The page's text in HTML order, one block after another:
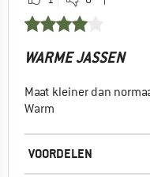
WARME JASSEN
Maat kleiner dan
Warm
VOORDELEN